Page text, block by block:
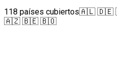
118 países cubiertos🇦🇱 🇩🇪
🇦🇿 🇧🇪 🇧🇴